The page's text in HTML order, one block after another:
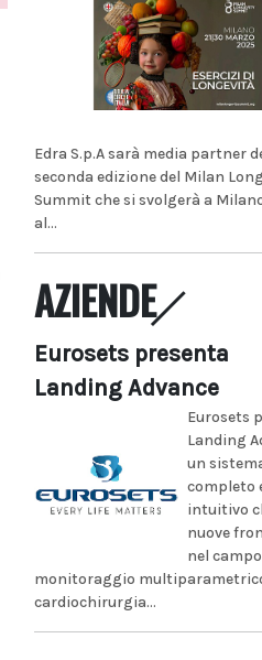
Edra S.p.A sarà media partner
seconda edizione del Milan
Summit che si svolgerà a
al...
AZIENDE
Eurosets presenta
Landing Advance
Eurosets
Landing
un
completo
intuitivo
nuove
nel
monitoraggio
cardiochirurgia...